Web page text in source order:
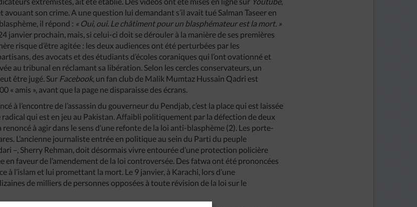
son crime. A une question lui demandant s’il avait tué Salman Taseer en
il répond : « Oui, oui. Le châtiment pour un blasphémateur est la mort. »
janvier prochain, mais, si celui-ci doit se dérouler à la manière de ses premières
risque d’être agitée : les deux audiences ont été perturbées par les
des avocats et des étudiants d’écoles coraniques qui l’ont ovationné et
au tribunal en réclamant sa libération. Selon les cercles conservateurs, un
être jugé. Sur Facebook, un fan club de Malik Mumtaz Hussain Qadri est
« amis », avant que la page ne disparaisse des écrans.
à l’encontre de l’assassin du gouverneur du Pendjab, c’est la place qui est laissée
radical qui est en jeu au Pakistan. Affaibli politiquement par la défection de deux
renoncé à agir dans le sens d’une refonte de la loi anti-blasphème (2). Les porte-
L’ancienne journaliste entrée en politique au sein du Parti du peuple
–, Sherry Rehman, doit désormais vivre entourée d’une protection policière
en faveur de l’amendement de la loi controversée. Des fatwa ont été prononcées
à l’islam et lui promettant la mort. Le 9 janvier, à Karachi, lors d’une
de milliers de personnes opposées à toute révision de la loi sur le